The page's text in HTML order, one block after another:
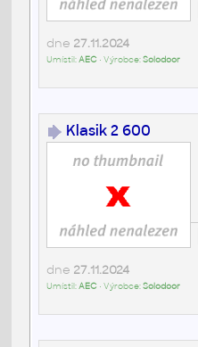
dne 27.11.2024
Umístil:AEC• Výrobce:Solodoor
Klasik 2 600
dne 27.11.2024
Umístil:AEC• Výrobce:Solodoor